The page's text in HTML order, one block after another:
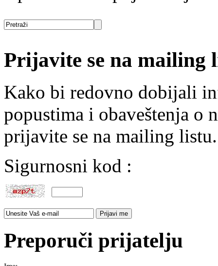
Prijavite se na mailing
Kako bi redovno dobijali
popustima i obaveštenja o
prijavite se na mailing listu.
Sigurnosni kod :
Preporuči prijatelju